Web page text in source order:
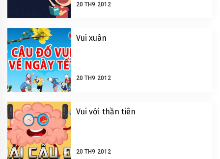
20 TH9 2012
Vui xuân
20 TH9 2012
Vui với thần tiên
20 TH9 2012